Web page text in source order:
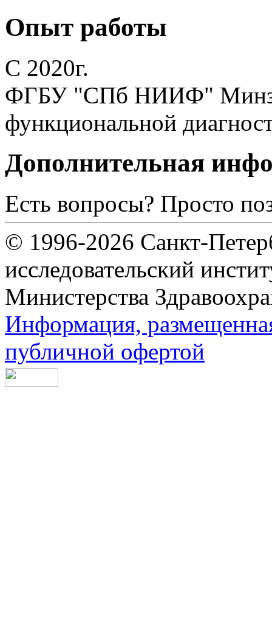
Опыт работы
С 2020г.
ФГБУ "СПб НИИФ"
функциональной
Дополнительная
Есть вопросы? Просто
© 1996-2026 Санкт-
исследовательский
Министерства
Информация,
публичной офертой